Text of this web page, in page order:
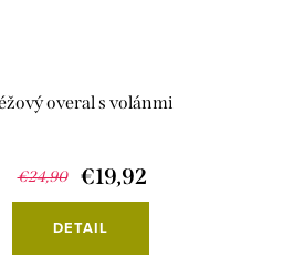
overal s volánmi
€24,90 €19,92
DETAIL